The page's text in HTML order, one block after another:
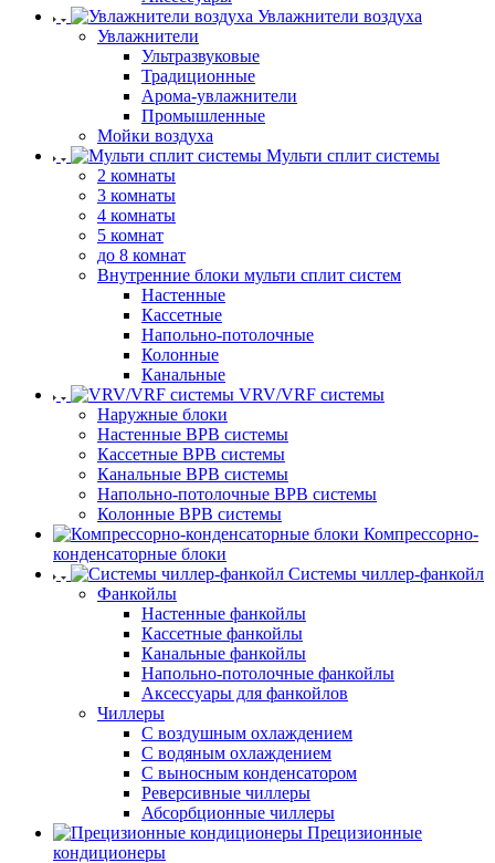
Увлажнители воздуха
Увлажнители
Ультразвуковые
Традиционные
Арома-увлажнители
Промышленные
Мойки воздуха
Мульти сплит системы
2 комнаты
3 комнаты
4 комнаты
5 комнат
до 8 комнат
Внутренние блоки мульти сплит систем
Настенные
Кассетные
Напольно-потолочные
Колонные
Канальные
VRV/VRF системы
Наружные блоки
Настенные ВРВ системы
Кассетные ВРВ системы
Канальные ВРВ системы
Напольно-потолочные ВРВ системы
Колонные ВРВ системы
Компрессорно-
конденсаторные блоки
Системы чиллер-фанкойл
Фанкойлы
Настенные фанкойлы
Кассетные фанкойлы
Канальные фанкойлы
Напольно-потолочные фанкойлы
Аксессуары для фанкойлов
Чиллеры
С воздушным охлаждением
С водяным охлаждением
С выносным конденсатором
Реверсивные чиллеры
Абсорбционные чиллеры
Прецизионные
кондиционеры